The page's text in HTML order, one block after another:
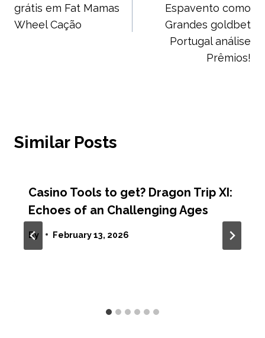
grátis em Fat Mamas
Wheel Cação
Espavento como
Grandes goldbet
Portugal análise
Prêmios!
Similar Posts
Casino Tools to get? Dragon Trip XI:
Echoes of an Challenging Ages
By February 13, 2026